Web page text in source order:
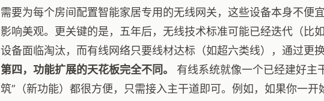
需要为每个房间配置智能家居专用的无线网关，这些设备本身不便
影响美观。更关键的是，五年后，无线技术标准可能已经迭代（比
设备面临淘汰，而有线网络只要线材达标（如超六类线），通过更
第四，功能扩展的天花板完全不同。
有线系统就像一个已经建好主
筑”（新功能）都很方便，只需接入主干道即可。例如，如果你一